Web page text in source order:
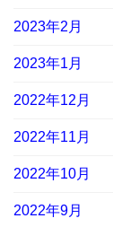
2023年2月
2023年1月
2022年12月
2022年11月
2022年10月
2022年9月